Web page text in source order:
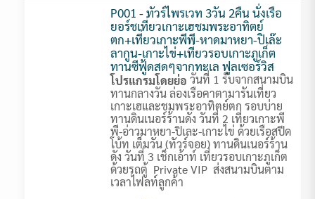
P001 - ทัวร์ไพรเวท 3วัน 2คืน นั่งเรือ
ยอร์ชเที่ยวเกาะเฮชมพระอาทิตย์
ตก+เที่ยวเกาะพีพี-หาดมาหยา-ปิเล๊ะ
ลากูน-เกาะไข่+เที่ยวรอบเกาะภูเก็ต
ทานซีฟู้ดสดๆจากทะเล ฟูลเซอร์วิส
โปรแกรมโดยย่อ วันที่ 1 รับจากสนามบิน
ทานกลางวัน ล่องเรือคาตามารันเที่ยว
เกาะเฮและชมพระอาทิตย์ตก รอบบ่าย
ทานดินเนอร์ร้านดัง วันที่ 2 เที่ยวเกาะพี
พี-อ่าวมาหยา-ปิเละ-เกาะไข่ ด้วยเรือสปีด
โบ้ท เต็มวัน (ทัวร์จอย) ทานดินเนอร์ร้าน
ดัง วันที่ 3 เช็กเอ้าท์ เที่ยวรอบเกาะภูเก็ต
ด้วยรถตู้ Private VIP ส่งสนามบินตาม
เวลาไฟลท์ลูกค้า